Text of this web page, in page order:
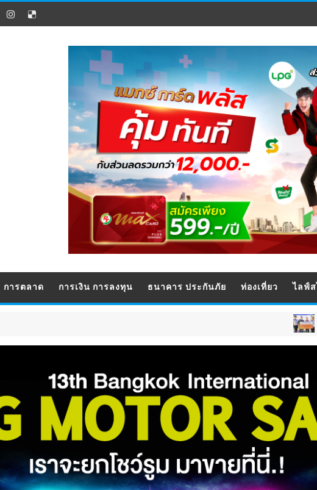
การตลาด การเงิน การลงทุน ธนาคาร ประกันภัย ท่องเที่ยว ไลฟ์
ธนาคาร ประกันภัย